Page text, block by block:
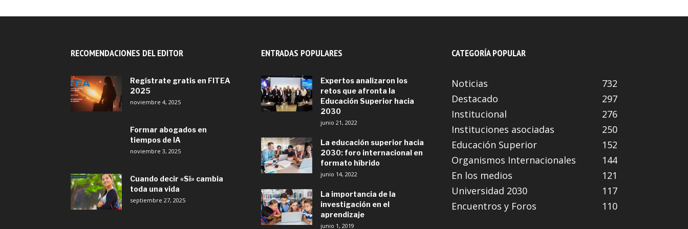
RECOMENDACIONES DEL EDITOR
Regístrate gratis en FITEA
2025
noviembre 4, 2025
Formar abogados en
tiempos de IA
noviembre 3, 2025
Cuando decir «Sí» cambia
toda una vida
septiembre 27, 2025
ENTRADAS POPULARES
Expertos analizaron los
retos que afronta la
Educación Superior hacia
2030
junio 21, 2022
La educación superior hacia
2030: foro internacional en
formato híbrido
junio 14, 2022
La importancia de la
investigación en el
aprendizaje
junio 1, 2019
CATEGORÍA POPULAR
Noticias
732
Destacado
297
Institucional
276
Instituciones asociadas
250
Educación Superior
152
Organismos Internacionales
144
En los medios
121
Universidad 2030
117
Encuentros y Foros
110